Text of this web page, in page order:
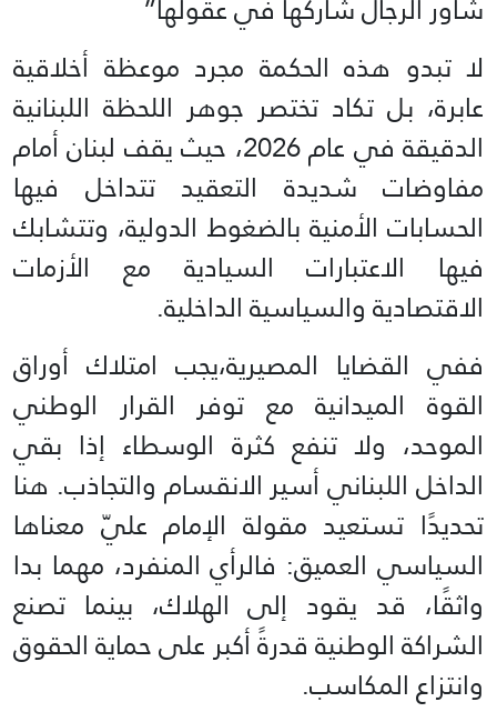
لا تبدو هذه الحكمة مجرد موعظة أخلاقية
عابرة، بل تكاد تختصر جوهر اللحظة اللبنانية
الدقيقة في عام 2026، حيث يقف لبنان أمام
مفاوضات شديدة التعقيد تتداخل فيها
الحسابات الأمنية بالضغوط الدولية، وتتشابك
فيها الاعتبارات السيادية مع الأزمات
الاقتصادية والسياسية الداخلية.
ففي القضايا المصيرية،يجب امتلاك أوراق
القوة الميدانية مع توفر القرار الوطني
الموحد، ولا تنفع كثرة الوسطاء إذا بقي
الداخل اللبناني أسير الانقسام والتجاذب. هنا
تحديدًا تستعيد مقولة الإمام عليّ معناها
السياسي العميق: فالرأي المنفرد، مهما بدا
واثقًا، قد يقود إلى الهلاك، بينما تصنع
الشراكة الوطنية قدرةً أكبر على حماية الحقوق
وانتزاع المكاسب.